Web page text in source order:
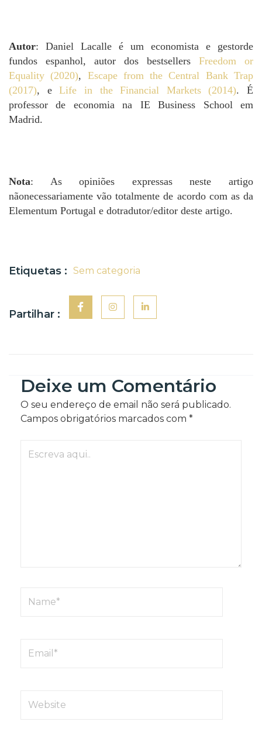
Autor: Daniel Lacalle é um economista e gestorde
fundos espanhol, autor dos bestsellers Freedom or
Equality (2020), Escape from the Central Bank Trap
(2017), eLife in the Financial Markets (2014). É
professor de economia na IE Business School em
Madrid.
Nota: As opiniões expressas neste artigo
nãonecessariamente vão totalmente de acordo com as da
Elementum Portugal e dotradutor/editor deste artigo.
Etiquetas : Sem categoria
Partilhar :
Deixe um Comentário
O seu endereço de email não será publicado.
Campos obrigatórios marcados com *
aqui..